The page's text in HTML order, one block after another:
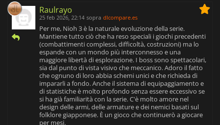
Raulrayo
25 feb 2026, 22:14 sopra dlcompare.es
Per me, Nioh 3 è la naturale evoluzione della serie.
Mantiene tutto ciò che ha reso speciali i giochi precedenti
(combattimenti complessi, difficoltà, costruzioni) ma lo
espande con un mondo più interconnesso e una
maggiore libertà di esplorazione. I boss sono spettacolari,
sia dal punto di vista visivo che meccanico. Adoro il fatto
che ognuno di loro abbia schemi unici e che richieda di
impararli a fondo. Anche il sistema di equipaggiamento e
di statistiche è molto profondo senza essere eccessivo se
si ha già familiarità con la serie. C'è molto amore nel
design delle armi, delle armature e dei nemici basati sul
folklore giapponese. È un gioco che continuerò a giocare
per mesi.